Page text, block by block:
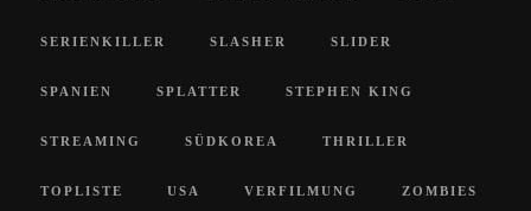
SERIENKILLER SLASHER SLIDER
SPANIEN SPLATTER STEPHEN KING
STREAMING SÜDKOREA THRILLER
TOPLISTE USA VERFILMUNG ZOMBIES